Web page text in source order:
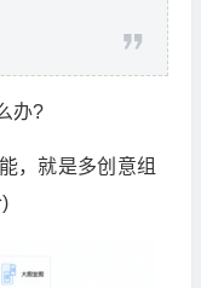
办?
，就是多创意组